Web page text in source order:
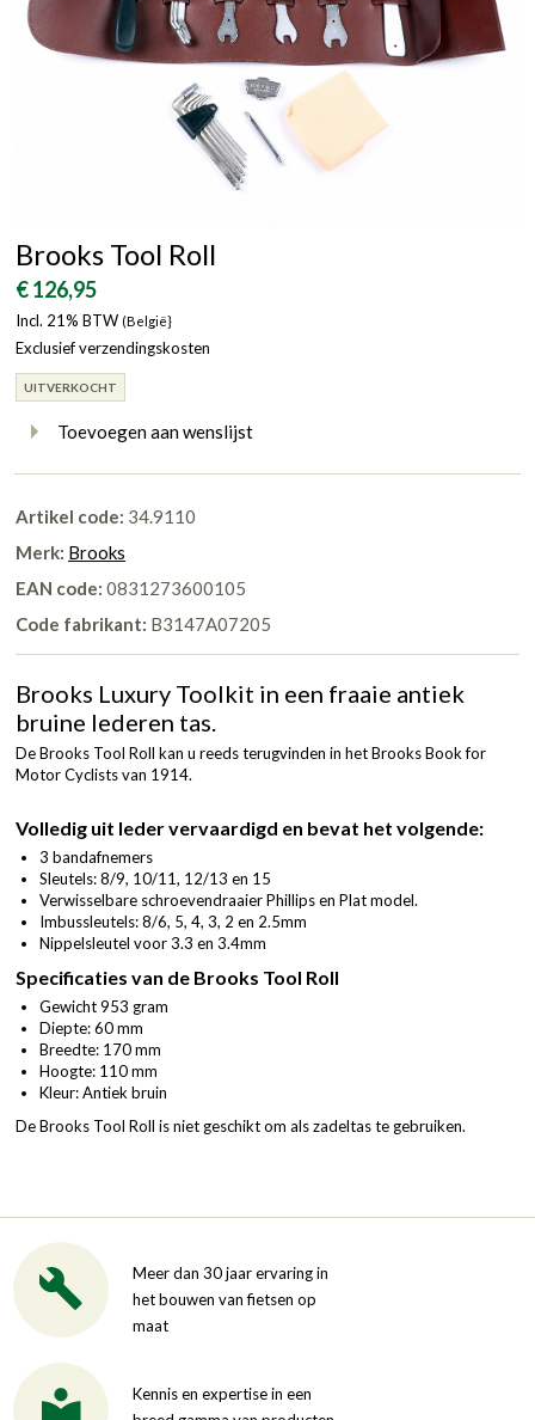
Brooks Tool Roll
€ 126,95
Incl. 21% BTW (België}
Exclusief verzendingskosten
UITVERKOCHT
Toevoegen aan wenslijst
Artikel code: 34.9110
Merk: Brooks
EAN code: 0831273600105
Code fabrikant: B3147A07205
Brooks Luxury Toolkit in een fraaie antiek
bruine lederen tas.
De Brooks Tool Roll kan u reeds terugvinden in het Brooks Book for
Motor Cyclists van 1914.
Volledig uit leder vervaardigd en bevat het volgende:
3 bandafnemers
Sleutels: 8/9, 10/11, 12/13 en 15
Verwisselbare schroevendraaier Phillips en Plat model.
Imbussleutels: 8/6, 5, 4, 3, 2 en 2.5mm
Nippelsleutel voor 3.3 en 3.4mm
Specificaties van de Brooks Tool Roll
Gewicht 953 gram
Diepte: 60 mm
Breedte: 170 mm
Hoogte: 110 mm
Kleur: Antiek bruin
De Brooks Tool Roll is niet geschikt om als zadeltas te gebruiken.
Meer dan 30 jaar ervaring in
het bouwen van fietsen op
maat
Kennis en expertise in een